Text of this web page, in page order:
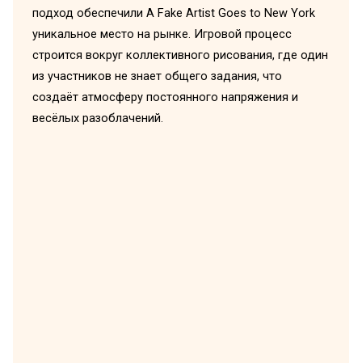
подход обеспечили A Fake Artist Goes to New York
уникальное место на рынке. Игровой процесс
строится вокруг коллективного рисования, где один
из участников не знает общего задания, что
создаёт атмосферу постоянного напряжения и
весёлых разоблачений.